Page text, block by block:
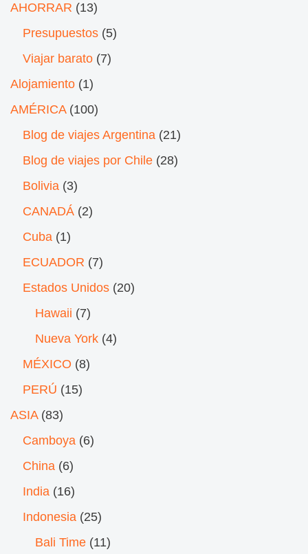
AHORRAR (13)
Presupuestos (5)
Viajar barato (7)
Alojamiento (1)
AMÉRICA(100)
Blog de viajes Argentina (21)
Blog de viajes por Chile (28)
Bolivia (3)
CANADÁ (2)
Cuba (1)
ECUADOR (7)
Estados Unidos (20)
Hawaii (7)
Nueva York (4)
MÉXICO (8)
PERÚ (15)
ASIA(83)
Camboya (6)
China (6)
India (16)
Indonesia (25)
Bali Time (11)